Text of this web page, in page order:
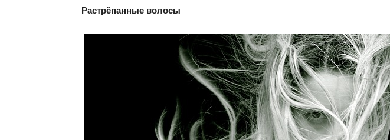
Растрёпанные волосы